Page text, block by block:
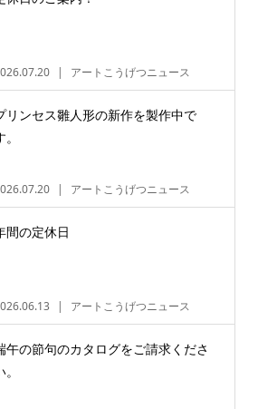
アートこうげつニュース
リンセス雛人形の新作を製作中で
アートこうげつニュース
間の定休日
アートこうげつニュース
午の節句のカタログをご請求くださ